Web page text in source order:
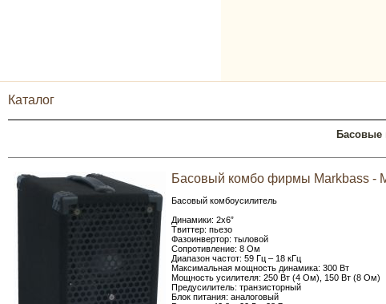
Каталог
Басовые
Басовый комбо фирмы Markbass -
Басовый комбоусилитель
Динамики: 2x6”
Твиттер: пьезо
Фазоинвертор: тыловой
Сопротивление: 8 Ом
Диапазон частот: 59 Гц – 18 кГц
Максимальная мощность динамика: 300 Вт
Мощность усилителя: 250 Вт (4 Ом), 150 Вт (8 Ом)
Предусилитель: транзисторный
Блок питания: аналоговый